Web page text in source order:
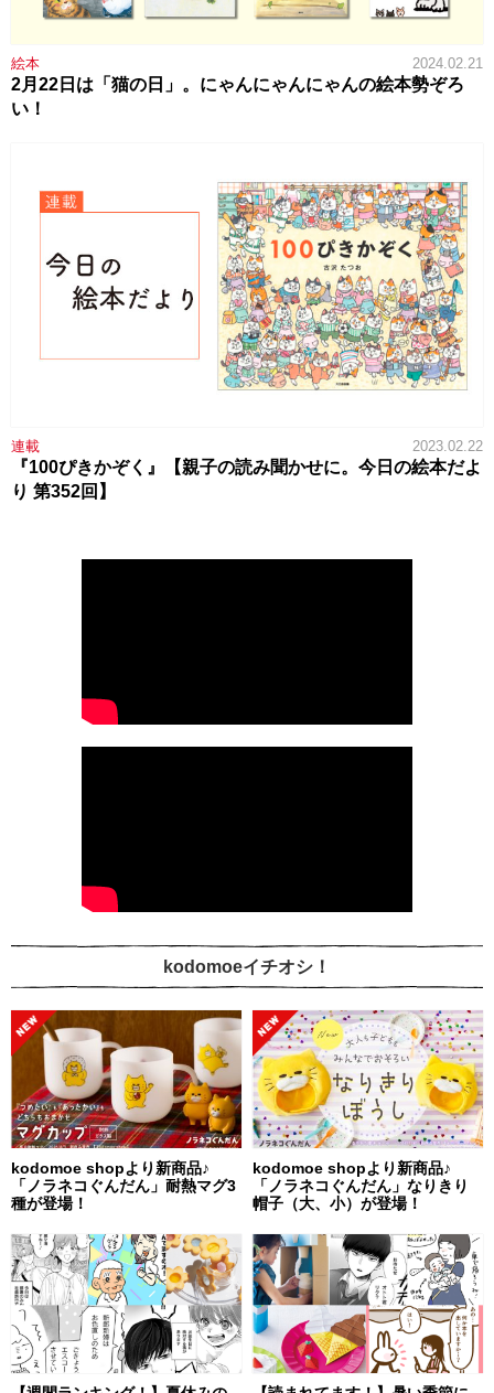
絵本 2024.02.21
2月22日は「猫の日」。にゃんにゃんにゃんの絵本勢ぞろ
い！
連載 2023.02.22
『100ぴきかぞく』【親子の読み聞かせに。今日の絵本だよ
り 第352回】
kodomoeイチオシ！
kodomoe shopより新商品♪
「ノラネコぐんだん」耐熱マグ3
種が登場！
kodomoe shopより新商品♪
「ノラネコぐんだん」なりきり
帽子（大、小）が登場！